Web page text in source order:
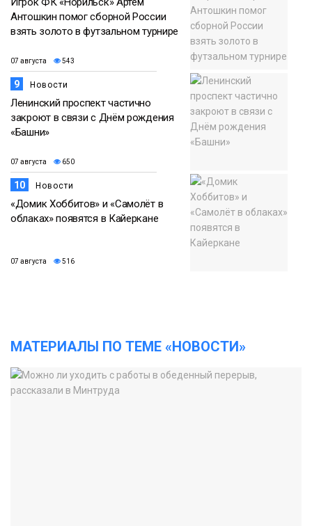
Антошкин помог сборной России
взять золото в футзальном турнире
07 августа 543
9 Новости
Ленинский проспект частично
закроют в связи с Днём рождения
«Башни»
07 августа 650
10 Новости
«Домик Хоббитов» и «Самолёт в
облаках» появятся в Кайеркане
07 августа 516
МАТЕРИАЛЫ ПО ТЕМЕ «НОВОСТИ»